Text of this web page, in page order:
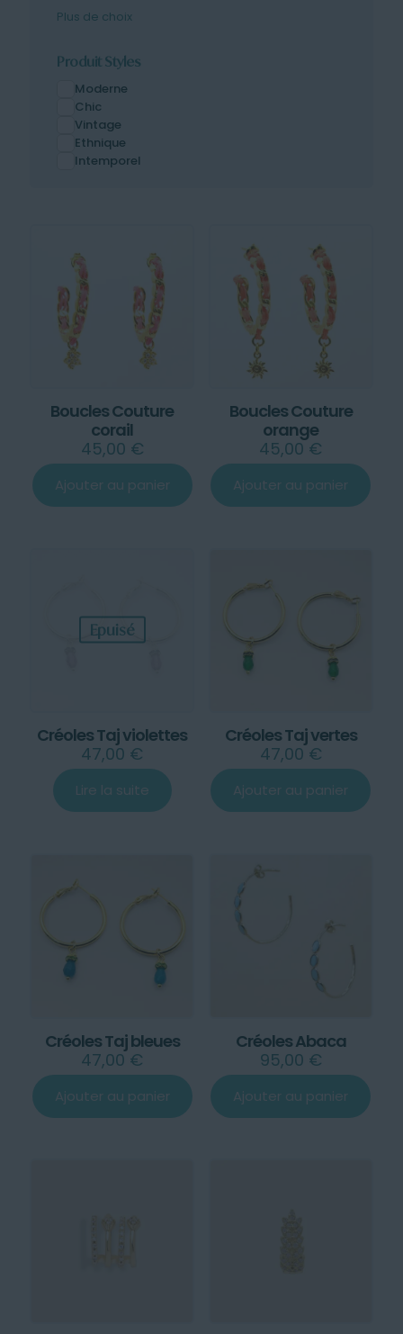
Plus de choix
Produit Styles
Moderne
Chic
Vintage
Ethnique
Intemporel
Boucles Couture
corail
45,00 €
Ajouter au panier
Boucles Couture
orange
45,00 €
Ajouter au panier
Epuisé
Créoles Taj violettes
47,00 €
Lire la suite
Créoles Taj vertes
47,00 €
Ajouter au panier
Créoles Taj bleues
47,00 €
Ajouter au panier
Créoles Abaca
95,00 €
Ajouter au panier